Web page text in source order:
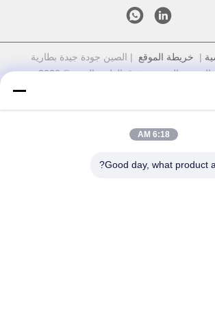
| خريطة الموقع | الصين جودة جيدة بطارية
الليثيوم للضوء الشعبي المورد. حقوق الطبع والنشر © 2026
Shandong Tian Han New Energy Technology Co., Ltd. جميع
6:18 AM
Good day, what product